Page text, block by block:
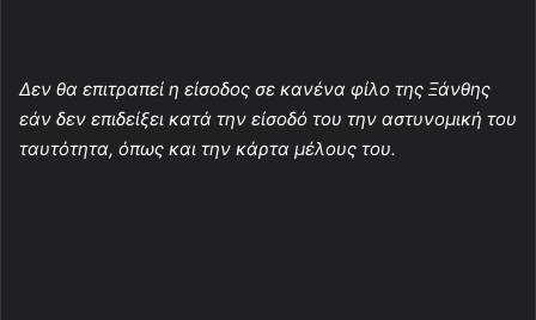
Δεν θα επιτραπεί η είσοδος σε κανένα φίλο της Ξάνθης
εάν δεν επιδείξει κατά την είσοδό του την αστυνομική του
ταυτότητα, όπως και την κάρτα μέλους του.